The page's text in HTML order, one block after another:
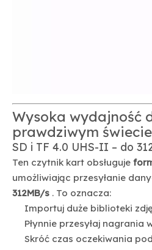
Wysoka wydajność
prawdziwym świecie
SD i TF 4.0 UHS-II – do
Ten czytnik kart obsługuje
umożliwiając przesyłanie
312MB/s . To oznacza:
Importuj duże biblioteki
Płynnie przesyłaj nagrania
Skróć czas oczekiwania